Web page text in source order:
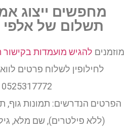
מחפשים ייצוג
תשלום של אלפי
מוזמנים להגיש מועמדות
לחילופין לשלוח פרטים
0525317772
הפרטים הנדרשים: תמונות גוף,
(ללא פילטרים), שם מלא,